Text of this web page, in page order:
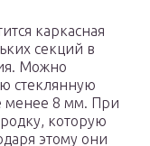
каркасная
секций в
Можно
стеклянную
менее 8 мм. При
которую
этому они